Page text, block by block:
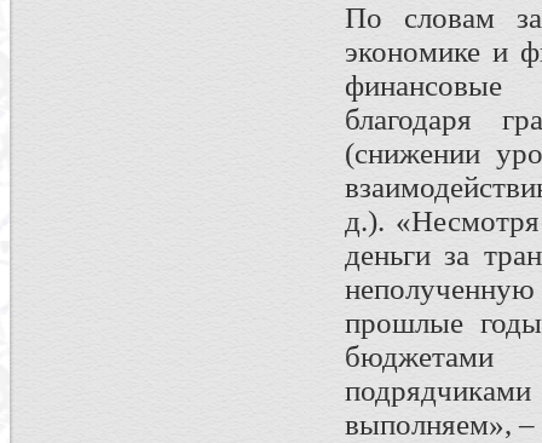
По словам
экономике и
финансовые
благодаря
(снижении
д.).
деньги за
прошлые годы
бюджетами
выполняем», –